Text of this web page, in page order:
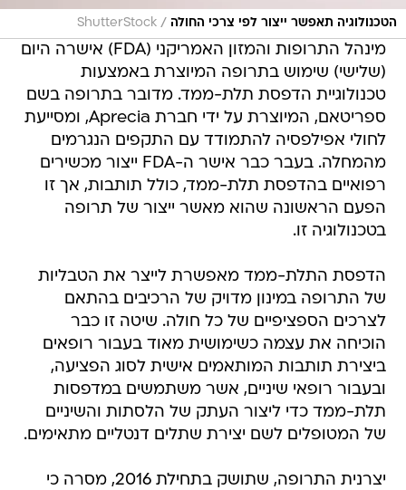
הטכנולוגיה תאפשר ייצור לפי צרכי החולה /
ShutterStock
מינהל התרופות והמזון האמריקני (FDA) אישרה היום
(שלישי) שימוש בתרופה המיוצרת באמצעות
טכנולוגיית הדפסת תלת-ממד. מדובר בתרופה בשם
ספריטאם, המיוצרת על ידי חברת Aprecia, ומסייעת
לחולי אפילפסיה להתמודד עם התקפים הנגרמים
מהמחלה. בעבר כבר אישר ה-FDA ייצור מכשירים
רפואיים בהדפסת תלת-ממד, כולל תותבות, אך זו
הפעם הראשונה שהוא מאשר ייצור של תרופה
בטכנולוגיה זו.
הדפסת התלת-ממד מאפשרת לייצר את הטבליות
של התרופה במינון מדויק של הרכיבים בהתאם
לצרכים הספציפיים של כל חולה. שיטה זו כבר
הוכיחה את עצמה כשימושית מאוד בעבור רופאים
ביצירת תותבות המותאמים אישית לסוג הפציעה,
ובעבור רופאי שיניים, אשר משתמשים במדפסות
תלת-ממד כדי ליצור העתק של הלסתות והשיניים
של המטופלים לשם יצירת שתלים דנטליים מתאימים.
יצרנית התרופה, שתושק בתחילת 2016, מסרה כי